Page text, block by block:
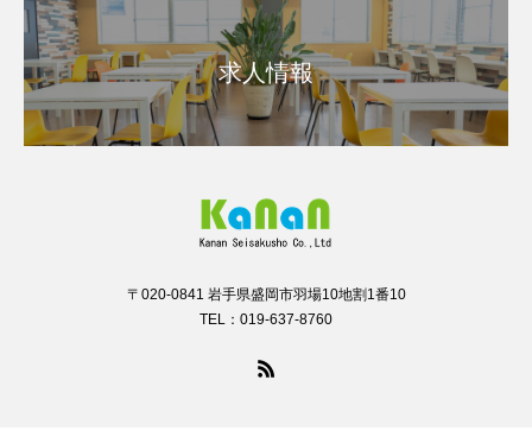
求人情報
〒020-0841 岩手県盛岡市羽場10地割1番10
TEL：019-637-8760